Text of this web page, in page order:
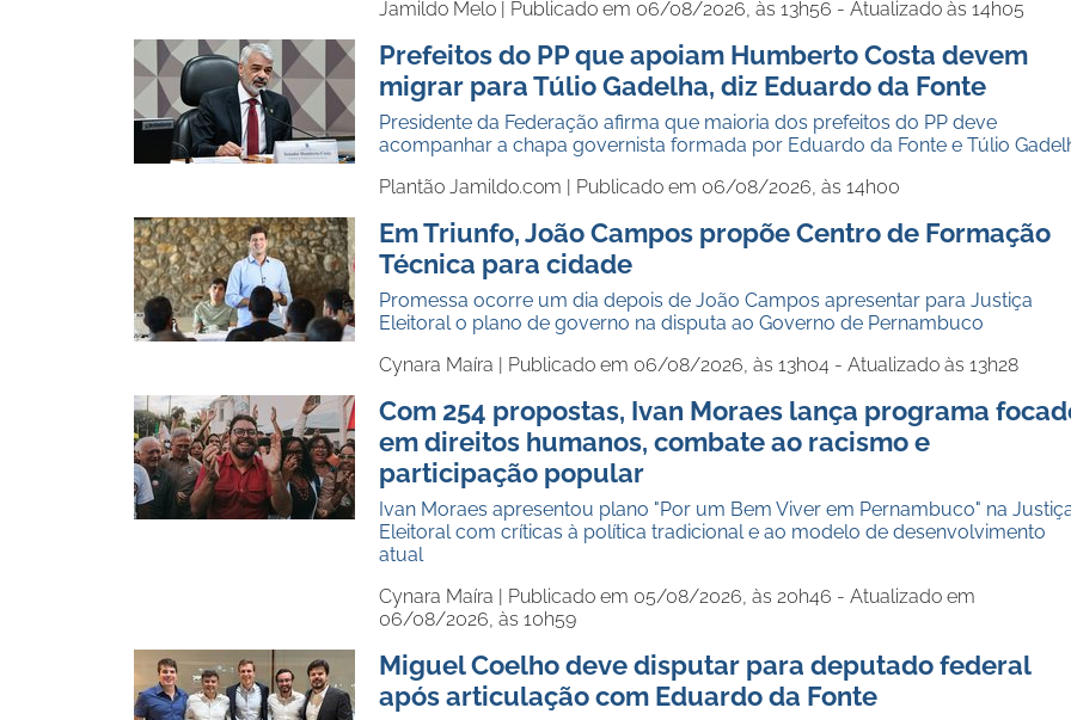
Jamildo Melo | Publicado em 06/08/2026, às 13h56 - Atualizado às 14h05
Prefeitos do PP que apoiam Humberto Costa devem
migrar para Túlio Gadelha, diz Eduardo da Fonte
Presidente da Federação afirma que maioria dos prefeitos do PP deve
acompanhar a chapa governista formada por Eduardo da Fonte e Túlio
Plantão Jamildo.com | Publicado em 06/08/2026, às 14h00
Em Triunfo, João Campos propõe Centro de Formação
Técnica para cidade
Promessa ocorre um dia depois de João Campos apresentar para Justiça
Eleitoral o plano de governo na disputa ao Governo de Pernambuco
Cynara Maíra | Publicado em 06/08/2026, às 13h04 - Atualizado às 13h28
Com 254 propostas, Ivan Moraes lança programa
em direitos humanos, combate ao racismo e
participação popular
Ivan Moraes apresentou plano "Por um Bem Viver em Pernambuco" na
Eleitoral com críticas à política tradicional e ao modelo de desenvolvimento
atual
Cynara Maíra | Publicado em 05/08/2026, às 20h46 - Atualizado em
06/08/2026, às 10h59
Miguel Coelho deve disputar para deputado federal
após articulação com Eduardo da Fonte